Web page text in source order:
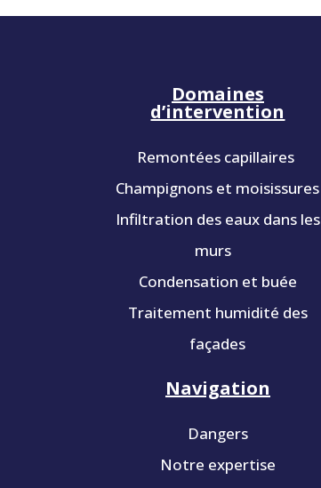
Domaines
d’intervention
Remontées capillaires
Champignons et moisissures
Infiltration des eaux dans les
murs
Condensation et buée
Traitement humidité des
façades
Navigation
Dangers
Notre expertise